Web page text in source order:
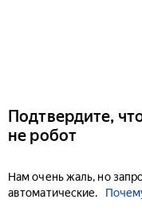
Подтвердите,
не робот
Нам очень жаль, но
автоматические.